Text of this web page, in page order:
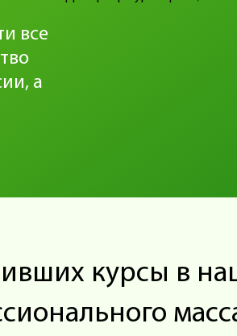
все
а
курсы в